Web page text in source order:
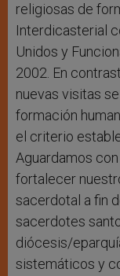
religiosas de
Interdicasterial
Unidos y
2002. En
nuevas visitas
formación
el criterio
Aguardamos
fortalecer
sacerdotal a fin
sacerdotes
diócesis/
sistemáticos y